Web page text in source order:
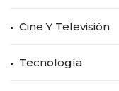
Cine Y Televisión
Tecnología